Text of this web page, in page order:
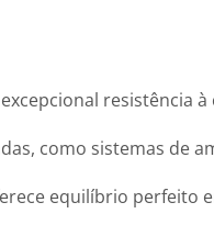
resistência
como sistemas de
equilíbrio perfeito